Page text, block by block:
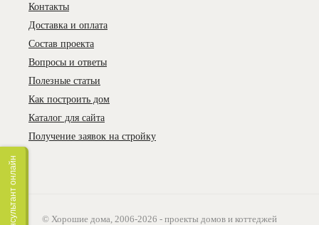
Контакты
Доставка и оплата
Состав проекта
Вопросы и ответы
Полезные статьи
Как построить дом
Каталог для сайта
Получение заявок на стройку
© Хорошие дома, 2006-2026 - проекты домов и коттеджей
Консультант онлайн